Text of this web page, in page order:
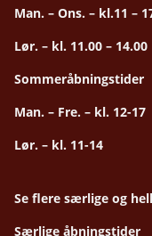
Man. – Ons. – kl.11 –
Lør. – kl. 11.00 – 14.00
Sommeråbningstider
Man. – Fre. – kl. 12-17
Lør. – kl. 11-14
Se flere særlige og
Særlige åbningstider